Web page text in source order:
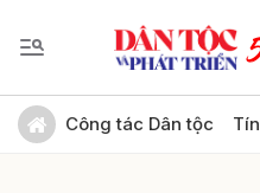
Công tác Dân tộc
Gửi bình luận